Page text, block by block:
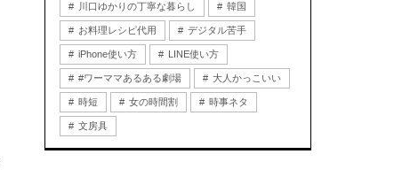
川口ゆかりの丁寧な暮らし 韓国
お料理レシピ代用 デジタル苦手
iPhone使い方 LINE使い方
#ワーママあるある劇場 大人かっこいい
時短 女の時間割 時事ネタ
文房具